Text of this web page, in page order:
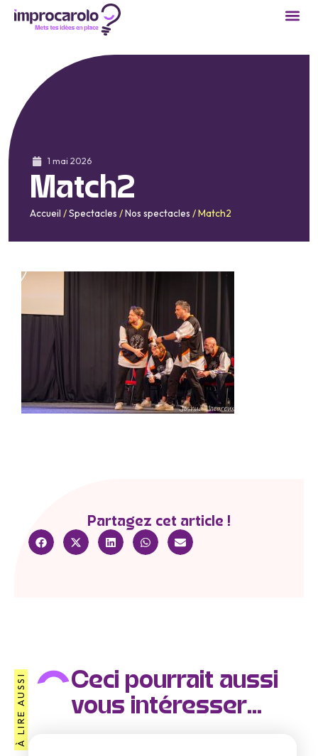
1 mai 2026
Match2
Accueil /Spectacles /Nos spectacles /Match2
Partagez cet article !
À LIRE AUSSI
Ceci pourrait aussi
vous intéresser...